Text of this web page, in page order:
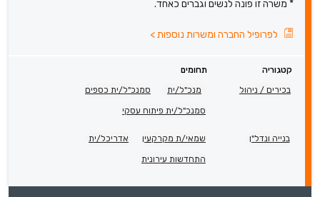
* משרה זו פונה לנשים וגברים כאחד.
לפרופיל החברה ומשרות נוספות>
קטגוריה
תחומים
בכירים / ניהול
מנכ"ל/ית סמנכ"ל/ית כספים
סמנכ"ל/ית פיתוח עסקי
בנייה ונדל"ן שמאי/ת מקרקעין אדריכל/ית
התחדשות עירונית